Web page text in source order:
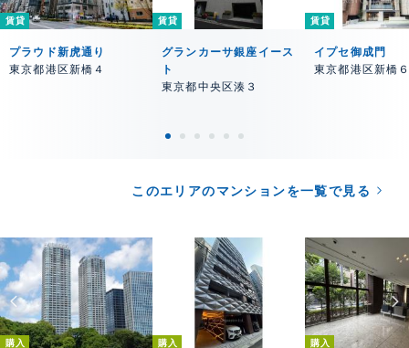
賃貸
プラウド新虎通り
東京都港区新橋４
賃貸
グランカーサ銀座イース
ト
東京都中央区湊３
賃貸
イプセ御成門
東京都港区新橋
このエリアのマンションを一覧で見る
購入 購入 購入